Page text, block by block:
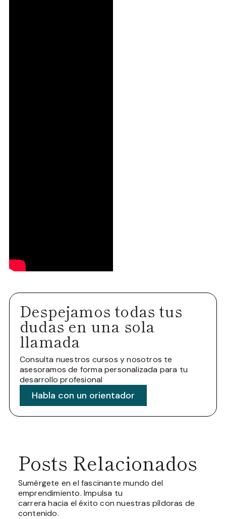
Despejamos todas tus
dudas en una sola
llamada
Consulta nuestros cursos y nosotros te
asesoramos de forma personalizada para tu
desarrollo profesional
Habla con un orientador
Posts Relacionados
Sumérgete en el fascinante mundo del
emprendimiento. Impulsa tu
carrera hacia el éxito con nuestras píldoras de
contenido.